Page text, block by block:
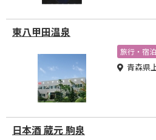
東八甲田温泉
旅行・宿泊
青森県
日本酒 蔵元 駒泉